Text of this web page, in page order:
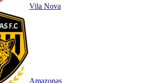
Vila Nova
Amazonas